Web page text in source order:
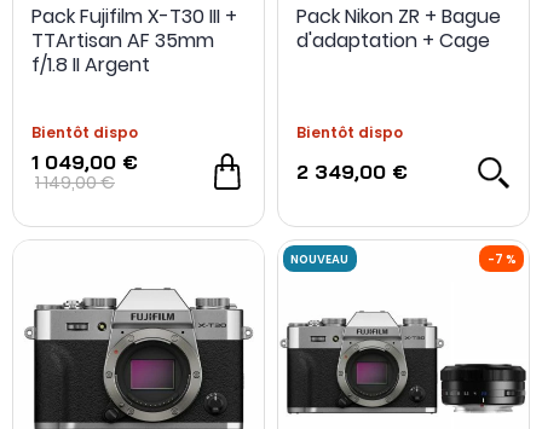
Pack Fujifilm X-T30 III +
TTArtisan AF 35mm
f/1.8 II Argent
Bientôt dispo
1 049,00 €
1 149,00 €
Pack Nikon ZR + Bague
d'adaptation + Cage
Bientôt dispo
2 349,00 €